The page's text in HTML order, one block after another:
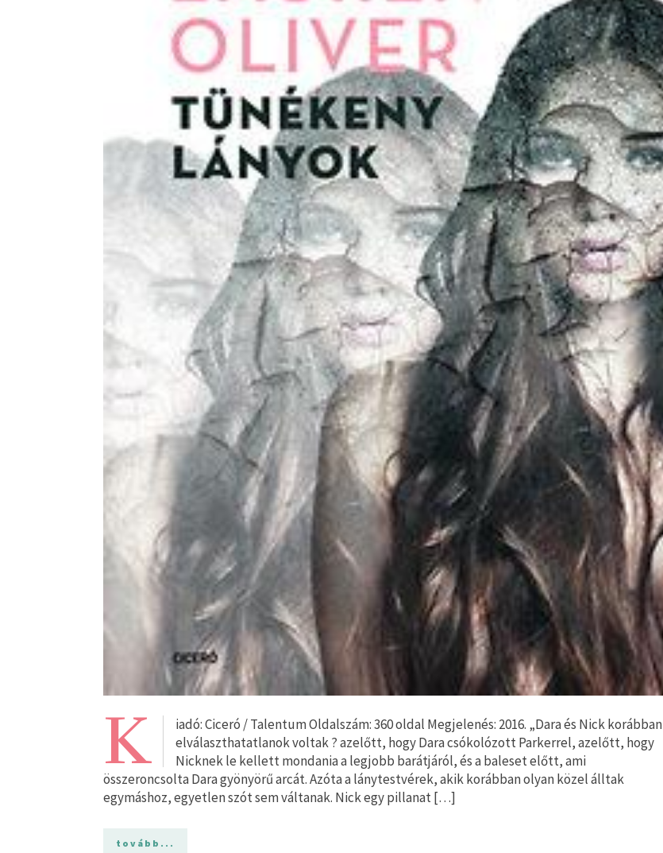
K
iadó: Ciceró / Talentum Oldalszám: 360 oldal Megjelenés: 2016. „Dara és Nick korábban
elválaszthatatlanok voltak ? azelőtt, hogy Dara csókolózott Parkerrel, azelőtt, hogy
Nicknek le kellett mondania a legjobb barátjáról, és a baleset előtt, ami
összeroncsolta Dara gyönyörű arcát. Azóta a lánytestvérek, akik korábban olyan közel álltak
egymáshoz, egyetlen szót sem váltanak. Nick egy pillanat […]
tovább...